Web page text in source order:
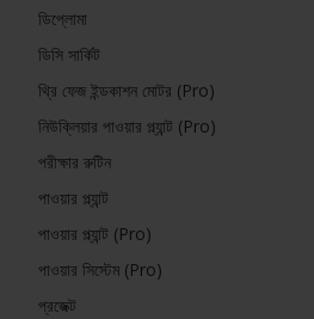
ডিপ্লোমা
ডিসি সার্কিট
থ্রি ফেজ ইন্ডকাশন মোটর (Pro)
নিউক্লিয়ার পাওয়ার প্ল্যান্ট (Pro)
পরীক্ষার রুটিন
পাওয়ার প্ল্যান্ট
পাওয়ার প্ল্যান্ট (Pro)
পাওয়ার সিস্টেম (Pro)
প্রজেক্ট